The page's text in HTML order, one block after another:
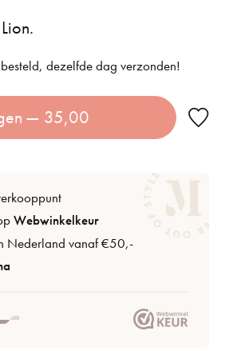
dezelfde dag verzonden!
— 35,00
Webwinkelkeur
Nederland vanaf €50,-